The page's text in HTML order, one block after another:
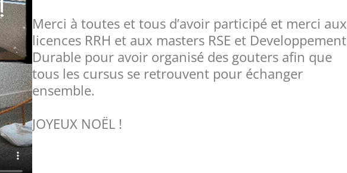
Merci à toutes et tous d’avoir participé et merci aux
licences RRH et aux masters RSE et Developpement
Durable pour avoir organisé des gouters afin que
tous les cursus se retrouvent pour échanger
ensemble.
JOYEUX NOËL !